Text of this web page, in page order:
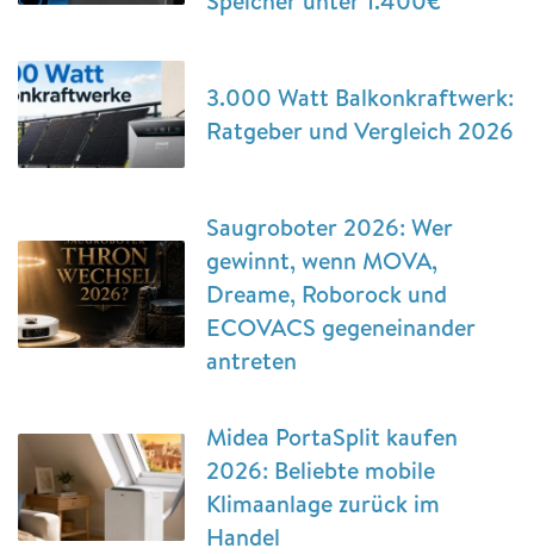
3.000 Watt Balkonkraftwerk:
Ratgeber und Vergleich 2026
Saugroboter 2026: Wer
gewinnt, wenn MOVA,
Dreame, Roborock und
ECOVACS gegeneinander
antreten
Midea PortaSplit kaufen
2026: Beliebte mobile
Klimaanlage zurück im
Handel